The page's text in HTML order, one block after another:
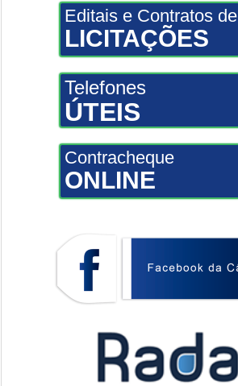
Editais e Contratos de
LICITAÇÕES
Telefones
ÚTEIS
Contracheque
ONLINE